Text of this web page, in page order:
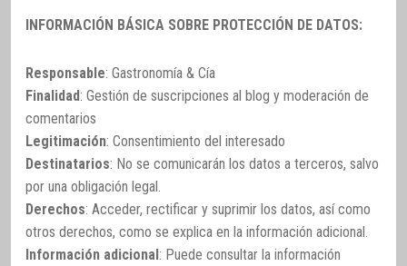
INFORMACIÓN BÁSICA SOBRE PROTECCIÓN DE DATOS:
Responsable: Gastronomía & Cía
Finalidad: Gestión de suscripciones al blog y moderación de
comentarios
Legitimación: Consentimiento del interesado
Destinatarios: No se comunicarán los datos a terceros, salvo
por una obligación legal.
Derechos: Acceder, rectificar y suprimir los datos, así como
otros derechos, como se explica en la información adicional.
Información adicional: Puede consultar la información